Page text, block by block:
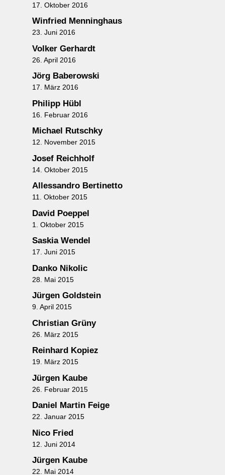
17. Oktober 2016
Winfried Menninghaus
23. Juni 2016
Volker Gerhardt
26. April 2016
Jörg Baberowski
17. März 2016
Philipp Hübl
16. Februar 2016
Michael Rutschky
12. November 2015
Josef Reichholf
14. Oktober 2015
Allessandro Bertinetto
11. Oktober 2015
David Poeppel
1. Oktober 2015
Saskia Wendel
17. Juni 2015
Danko Nikolic
28. Mai 2015
Jürgen Goldstein
9. April 2015
Christian Grüny
26. März 2015
Reinhard Kopiez
19. März 2015
Jürgen Kaube
26. Februar 2015
Daniel Martin Feige
22. Januar 2015
Nico Fried
12. Juni 2014
Jürgen Kaube
22. Mai 2014